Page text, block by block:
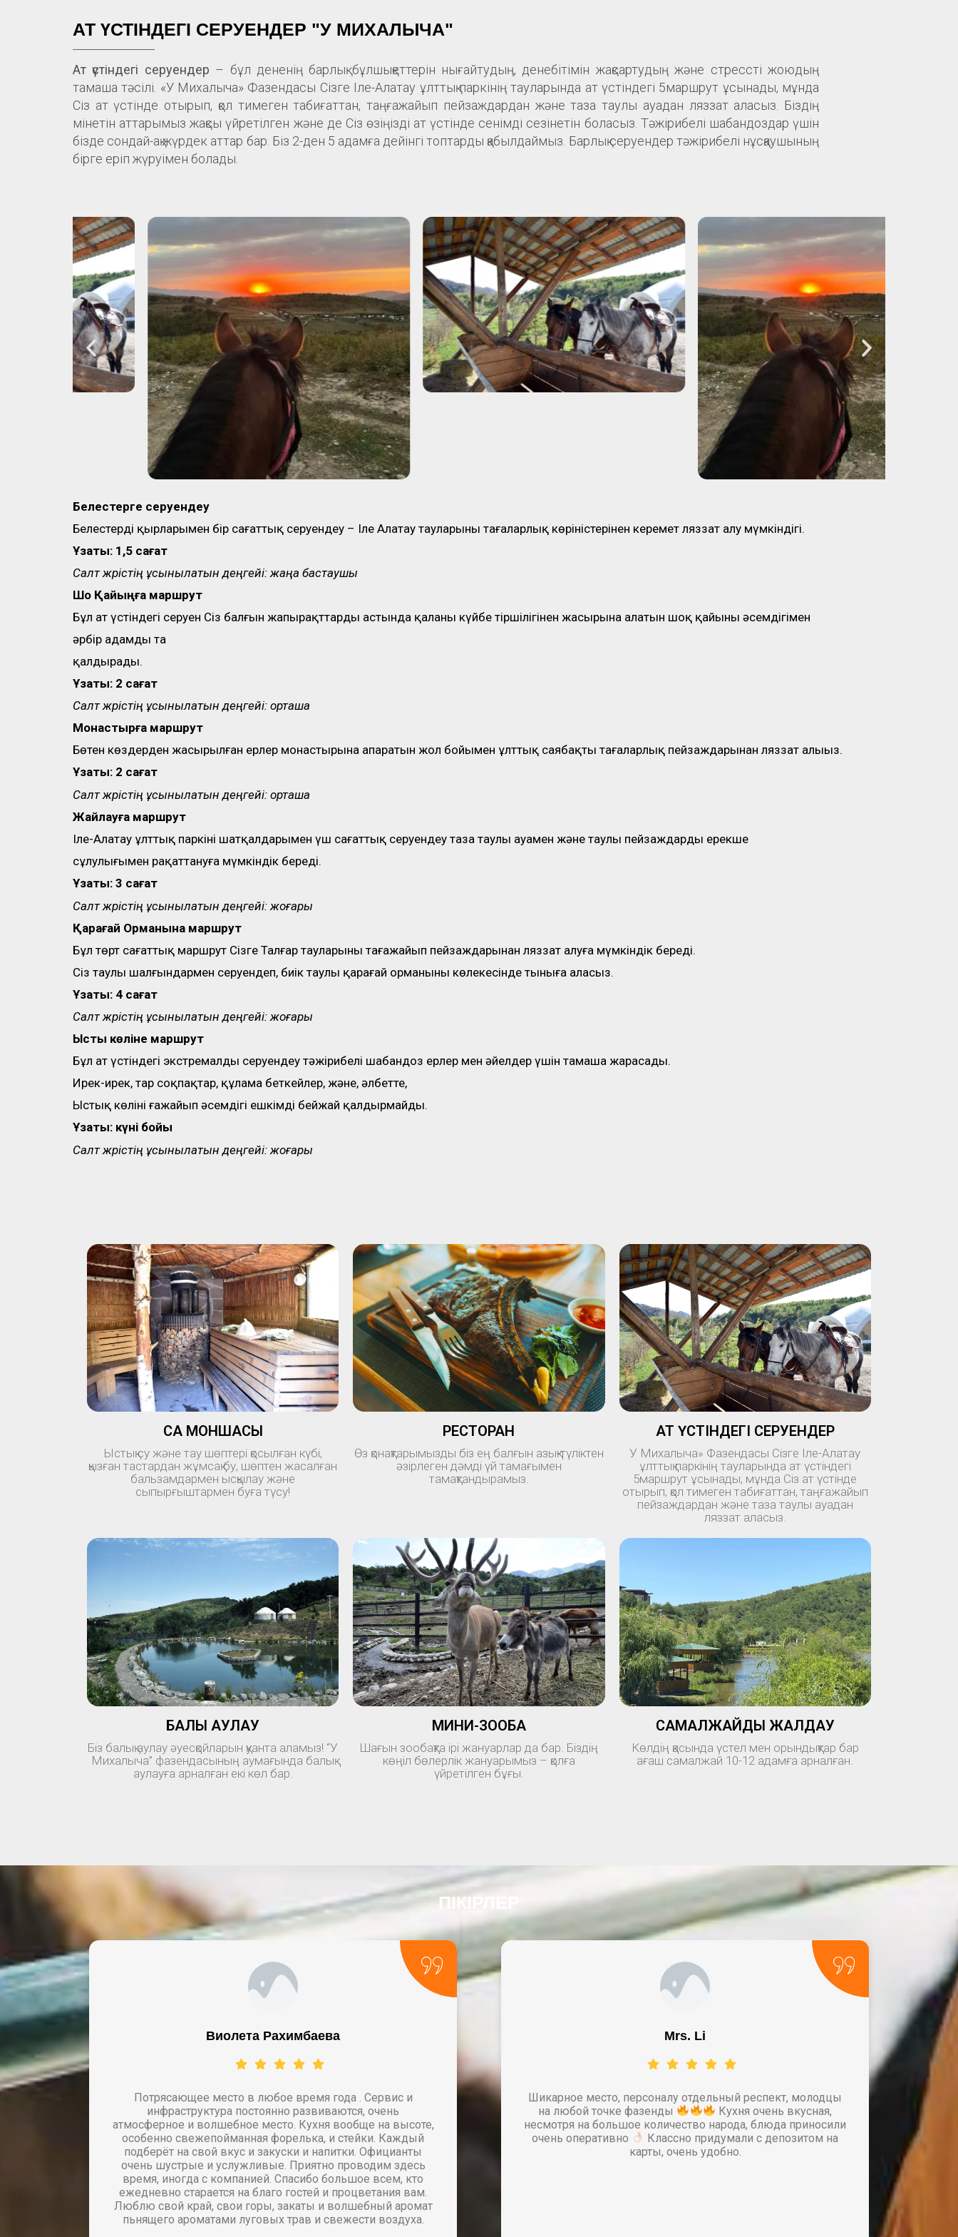
АТ ҮСТІНДЕГІ СЕРУЕНДЕР "У МИХАЛЫЧА"
Ат үстіндегі серуендер – бұл дененің барлық бұлшықеттерін нығайтудың, денебітімін жақсартудың және стрессті жоюдың
тамаша тәсілі. «У Михалыча» Фазендасы Сізге Іле-Алатау ұлттық паркінің тауларында ат үстіндегі 5маршрут ұсынады, мұнда
Сіз ат үстінде отырып, қол тимеген табиғаттан, таңғажайып пейзаждардан және таза таулы ауадан ляззат аласыз. Біздің
мінетін аттарымыз жақсы үйретілген және де Сіз өзіңізді ат үстінде сенімді сезінетін боласыз. Тәжірибелі шабандоздар үшін
бізде сондай-ақ жүрдек аттар бар. Біз 2-ден 5 адамға дейінгі топтарды қабылдаймыз. Барлық серуендер тәжірибелі нұсқаушының
бірге еріп жүруімен болады.
Белестерге серуендеу
Белестердің қырларымен бір сағаттық серуендеу – Іле Алатау тауларының таңғаларлық көріністерінен керемет ляззат алу мүмкіндігі.
Ұзақтық: 1,5 сағат
Салт жүрістің ұсынылатын деңгейі: жаңа бастаушы
Шоқ Қайыңға маршрут
Бұл ат үстіндегі серуен Сіз балғын жапырақттардың астында қаланың күйбең тіршілігінен жасырына алатын шоқ қайыңның әсемдігімен
әрбір адамды таң
қалдырады.
Ұзақтық: 2 сағат
Салт жүрістің ұсынылатын деңгейі: орташа
Монастырға маршрут
Бөтен көздерден жасырылған ерлер монастырына апаратын жол бойымен ұлттық саябақтың таңғаларлық пейзаждарынан ляззат алыңыз.
Ұзақтық: 2 сағат
Салт жүрістің ұсынылатын деңгейі: орташа
Жайлауға маршрут
Іле-Алатау ұлттық паркінің шатқалдарымен үш сағаттық серуендеу таза таулы ауамен және таулы пейзаждардың ерекше
сұлулығымен рақаттануға мүмкіндік береді.
Ұзақтық: 3 сағат
Салт жүрістің ұсынылатын деңгейі: жоғары
Қарағай Орманына маршрут
Бұл төрт сағаттық маршрут Сізге Талғар тауларының таңғажайып пейзаждарынан ляззат алуға мүмкіндік береді.
Сіз таулы шалғындармен серуендеп, биік таулы қарағай орманының көлеңкесінде тыныға аласыз.
Ұзақтық: 4 сағат
Салт жүрістің ұсынылатын деңгейі: жоғары
Ыстық көліне маршрут
Бұл ат үстіндегі экстремалды серуендеу тәжірибелі шабандоз ерлер мен әйелдер үшін тамаша жарасады.
Ирек-ирек, тар соқпақтар, құлама беткейлер, және, әлбетте,
Ыстық көлінің ғажайып әсемдігі ешкімді бейжай қалдырмайды.
Ұзақтық: күні бойы
Салт жүрістің ұсынылатын деңгейі: жоғары
САҚ МОНШАСЫ
Ыстық су және тау шөптері қосылған күбі,
қызған тастардан жұмсақ бу, шөптен жасалған
бальзамдармен ысқылау және
сыпырғыштармен буға түсу!
РЕСТОРАН
Өз қонақтарымызды біз ең балғын азық-түліктен
әзірлеген дәмді үй тамағымен
тамақтандырамыз.
АТ ҮСТІНДЕГІ СЕРУЕНДЕР
У Михалыча» Фазендасы Сізге Іле-Алатау
ұлттық паркінің тауларында ат үстіндегі
5маршрут ұсынады, мұнда Сіз ат үстінде
отырып, қол тимеген табиғаттан, таңғажайып
пейзаждардан және таза таулы ауадан
ляззат аласыз.
БАЛЫҚ АУЛАУ
Біз балық аулау әуесқойларын қуанта аламыз! “У
Михалыча” фазендасының аумағында балық
аулауға арналған екі көл бар.
МИНИ-ЗООБАҚ
Шағын зообақта ірі жануарлар да бар. Біздің
көңіл бөлерлік жануарымыз – қолға
үйретілген бұғы.
САМАЛЖАЙДЫ ЖАЛДАУ
Көлдің қасында үстел мен орындықтар бар
ағаш самалжай 10-12 адамға арналған.
ПІКІРЛЕР
Виолета Рахимбаева​
Потрясающее место в любое время года . Сервис и
инфраструктура постоянно развиваются, очень
атмосферное и волшебное место. Кухня вообще на высоте,
особенно свежепойманная форелька, и стейки. Каждый
подберёт на свой вкус и закуски и напитки. Официанты
очень шустрые и услужливые. Приятно проводим здесь
время, иногда с компанией. Спасибо большое всем, кто
ежедневно старается на благо гостей и процветания вам.
Люблю свой край, свои горы, закаты и волшебный аромат
пьнящего ароматами луговых трав и свежести воздуха.
Mrs. Li
Шикарное место, персоналу отдельный респект, молодцы
на любой точке фазенды
Кухня очень вкусная,
несмотря на большое количество народа, блюда приносили
очень оперативно
Классно придумали с депозитом на
карты, очень удобно.